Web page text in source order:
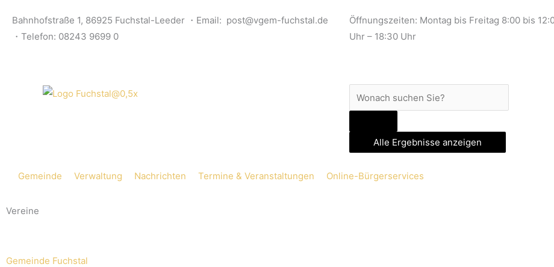
content
Bahnhofstraße 1, 86925 Fuchstal-Leeder ・Email: post@vgem-fuchstal.de
・Telefon: 08243 9699 0
Öffnungszeiten: Montag bis Freitag 8:00 bis
Uhr – 18:30 Uhr
Search
...
Alle Ergebnisse anzeigen
Gemeinde Verwaltung Nachrichten Termine & Veranstaltungen Online-Bürgerservices
Vereine
Gemeinde Fuchstal